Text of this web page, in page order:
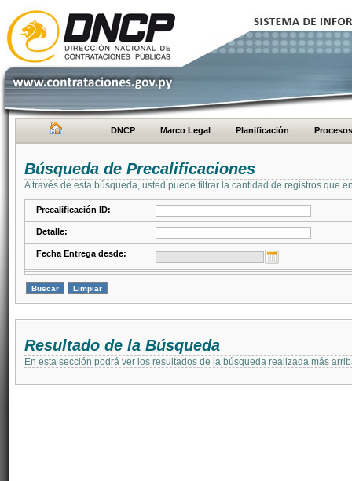
DNCP Marco Legal Planificación Procesos
Búsqueda de Precalificaciones
A través de esta búsqueda, usted puede filtrar la cantidad de registros que
Precalificación ID:
Detalle:
Fecha Entrega desde:
Resultado de la Búsqueda
En esta sección podrá ver los resultados de la búsqueda realizada más